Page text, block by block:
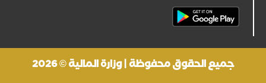
جميع الحقوق محفوظة | وزارة المالية © 2026